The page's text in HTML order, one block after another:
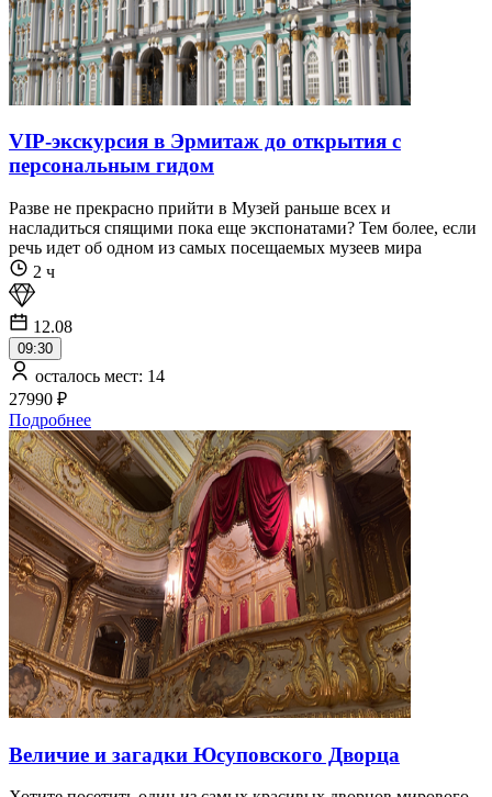
VIP-экскурсия в Эрмитаж до открытия с
персональным гидом
Разве не прекрасно прийти в Музей раньше всех и
насладиться спящими пока еще экспонатами? Тем более, если
речь идет об одном из самых посещаемых музеев мира
2 ч
12.08
09:30
осталось мест: 14
27990 ₽
Подробнее
Величие и загадки Юсуповского Дворца